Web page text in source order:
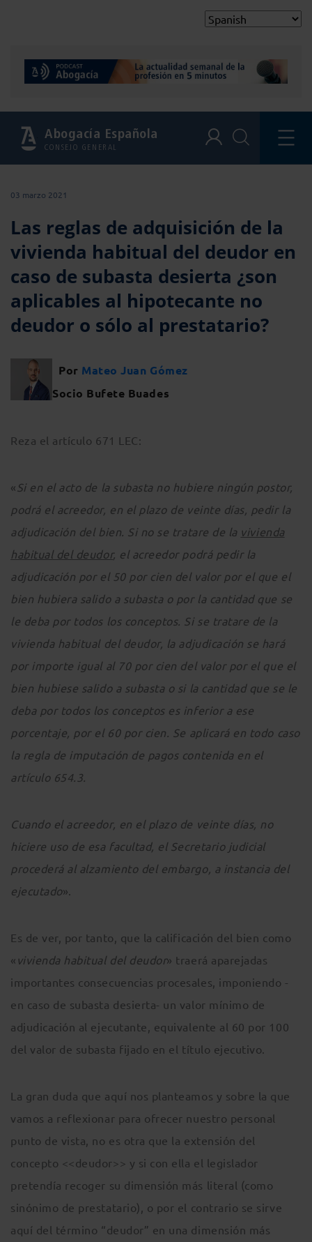
Abogacía Española
CONSEJO GENERAL
03 marzo 2021
Las reglas de adquisición de la
vivienda habitual del deudor en
caso de subasta desierta ¿son
aplicables al hipotecante no
deudor o sólo al prestatario?
Por Mateo Juan Gómez
Socio Bufete Buades
Reza el artículo 671 LEC:
« Si en el acto de la subasta no hubiere ningún postor,
podrá el acreedor, en el plazo de veinte días, pedir la
adjudicación del bien. Si no se tratare de la vivienda
habitual del deudor, el acreedor podrá pedir la
adjudicación por el 50 por cien del valor por el que el
bien hubiera salido a subasta o por la cantidad que se
le deba por todos los conceptos. Si se tratare de la
vivienda habitual del deudor, la adjudicación se hará
por importe igual al 70 por cien del valor por el que el
bien hubiese salido a subasta o si la cantidad que se le
deba por todos los conceptos es inferior a ese
porcentaje, por el 60 por cien. Se aplicará en todo caso
la regla de imputación de pagos contenida en el
artículo 654.3.
Cuando el acreedor, en el plazo de veinte días, no
hiciere uso de esa facultad, el Secretario judicial
procederá al alzamiento del embargo, a instancia del
ejecutado».
Es de ver, por tanto, que la calificación del bien como
« vivienda habitual del deudor» traerá aparejadas
importantes consecuencias procesales, imponiendo -
en caso de subasta desierta- un valor mínimo de
adjudicación al ejecutante, equivalente al 60 por 100
del valor de subasta fijado en el título ejecutivo.
La gran duda que aquí nos planteamos y sobre la que
vamos a reflexionar para ofrecer nuestro personal
punto de vista, no es otra que la extensión del
concepto <<deudor>> y si con ella el legislador
pretendía recoger su dimensión más literal (como
sinónimo de prestatario), o por el contrario se sirve
aquí del término “deudor” en una dimensión más